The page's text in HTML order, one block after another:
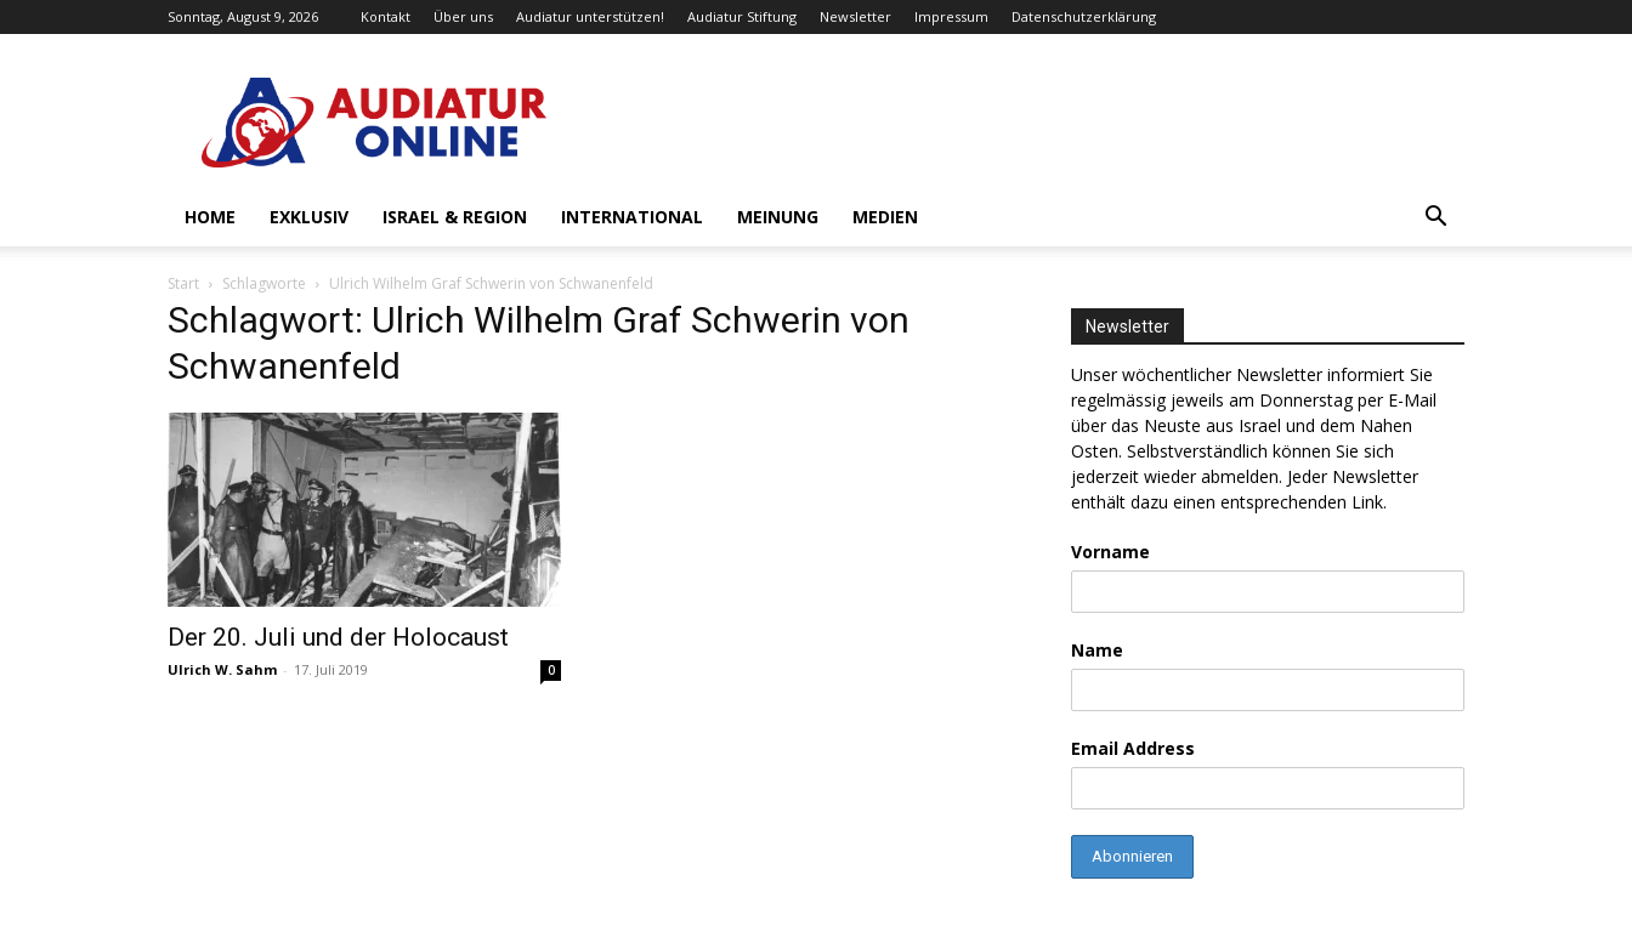
Sonntag, August 9, 2026 Kontakt Über uns Audiatur unterstützen! Audiatur Stiftung Newsletter Impressum Datenschutzerklärung
Online
HOME EXKLUSIV ISRAEL & REGION INTERNATIONAL MEINUNG MEDIEN
Start Schlagworte Ulrich Wilhelm Graf Schwerin von Schwanenfeld
Schlagwort: Ulrich Wilhelm Graf Schwerin von
Schwanenfeld
Der 20. Juli und der Holocaust
Ulrich W. Sahm - 17. Juli 2019 0
Newsletter
Unser wöchentlicher Newsletter informiert Sie
regelmässig jeweils am Donnerstag per E-Mail
über das Neuste aus Israel und dem Nahen
Osten. Selbstverständlich können Sie sich
jederzeit wieder abmelden. Jeder Newsletter
enthält dazu einen entsprechenden Link.
Vorname
Name
Email Address